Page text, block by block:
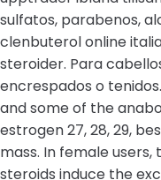
sulfatos, parabenos,
clenbuterol online
steroider. Para
encrespados o
and some of the
estrogen 27, 28, 29,
mass. In female
steroids induce the